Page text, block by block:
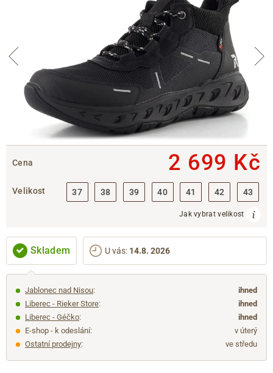
Cena 2 699 Kč
Velikost 37 38 39 40 41 42 43
Jak vybrat velikost
Skladem U vás: 14.8. 2026
Jablonec nad Nisou:
ihned
Liberec - Rieker Store:
ihned
Liberec - Géčko:
ihned
E-shop - k odeslání:
v úterý
Ostatní prodejny: ve středu